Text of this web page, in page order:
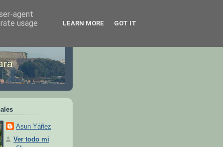
Asun Yáñez
Ver todo mi
agent
usage
LEARN MORE GOT IT